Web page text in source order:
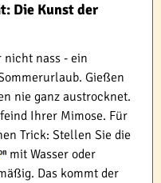
Die Kunst der
nicht nass - ein
Gießen
nie ganz austrocknet.
Ihrer Mimose. Für
Trick: Stellen Sie die
mit Wasser oder
Das kommt der